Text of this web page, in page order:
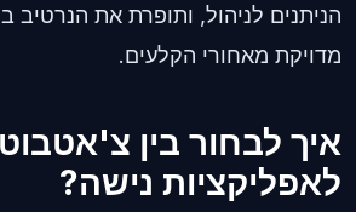
הניתנים לניהול, ותופרת את הנרטיב
מדויקת מאחורי הקלעים.
איך לבחור בין
לאפליקציות נישה?